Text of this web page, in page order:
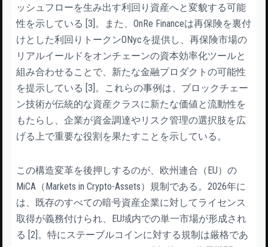
ッシュフローを生み出す利回り資産へと変貌する可能
性を示している [3]。また、OnRe Financeは再保険を裏付
けとした利回りトークンONycを提供し、再保険市場の
リアルイールドをオンチェーンの資本効率化ツールと
組み合わせることで、新たな金融プロダクトの可能性
を提示している [3]。これらの事例は、ブロックチェー
ン技術が伝統的な資産クラスに新たな価値と流動性を
もたらし、企業が資金調達やリスク管理の選択肢を広
げる上で重要な役割を果たすことを示している。
この構造変革を後押しするのが、欧州連合（EU）の
MiCA（Markets in Crypto-Assets）規制である。2026年に
は、既存のすべての暗号資産企業に対してライセンス
取得が義務付けられ、EU域内での単一市場が形成され
る [2]。特にステーブルコインに対する規制は厳格であ